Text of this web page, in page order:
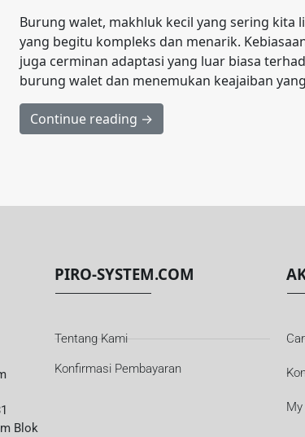
Burung walet, makhluk kecil yang sering
yang begitu kompleks dan menarik.
juga cerminan adaptasi yang luar biasa
burung walet dan menemukan keajaiban
Continue reading →
Blok
PIRO-SYSTEM.COM
Tentang Kami
Konfirmasi Pembayaran